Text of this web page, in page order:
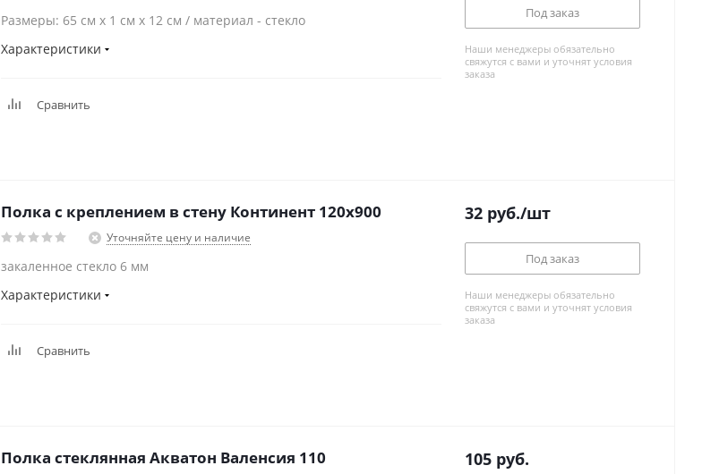
Размеры: 65 см x 1 см x 12 см / материал - стекло
Характеристики
Сравнить
Под заказ
Наши менеджеры обязательно
свяжутся с вами и уточнят условия
заказа
Полка с креплением в стену Континент 120x900
Уточняйте цену и наличие
закаленное стекло 6 мм
Характеристики
Сравнить
32 руб./шт
Под заказ
Наши менеджеры обязательно
свяжутся с вами и уточнят условия
заказа
Полка стеклянная Акватон Валенсия 110 105 руб.